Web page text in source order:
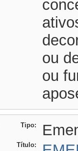
ou
ou
Tipo:
Título: